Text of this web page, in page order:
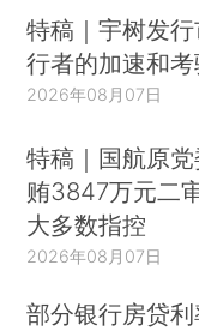
特稿｜宇树发
行者的加速和考
2026年08月07日
特稿｜国航原
贿3847万元二
大多数指控
2026年08月07日
部分银行房贷